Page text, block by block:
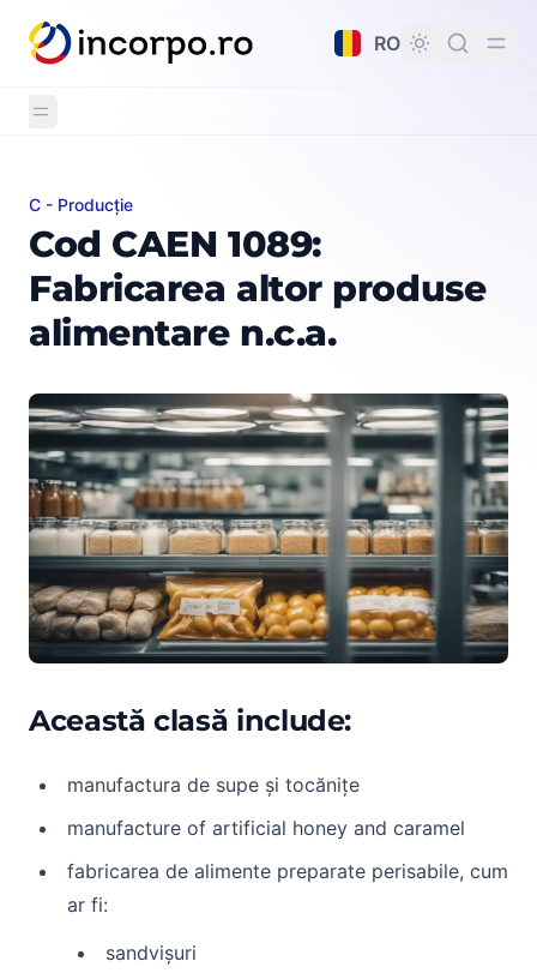
principal
RO
Cod CAEN 1089: Fabricarea altor produse alimentare
C - Producție
Cod CAEN 1089:
Fabricarea altor produse
alimentare n.c.a.
Această clasă include:
manufactura de supe și tocănițe
manufacture of artificial honey and caramel
fabricarea de alimente preparate perisabile, cum
ar fi:
sandvișuri